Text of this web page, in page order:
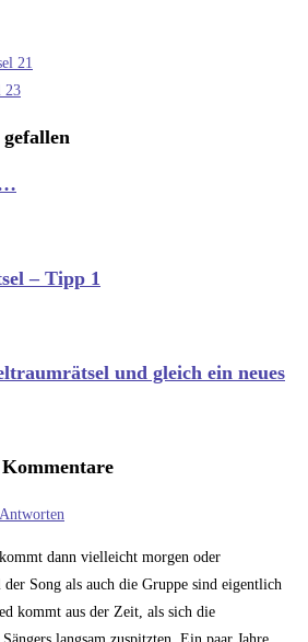
21
23
…
– Tipp 1
und gleich ein neues
Antworten
dann vielleicht morgen oder
Song als auch die Gruppe sind eigentlich
kommt aus der Zeit, als sich die